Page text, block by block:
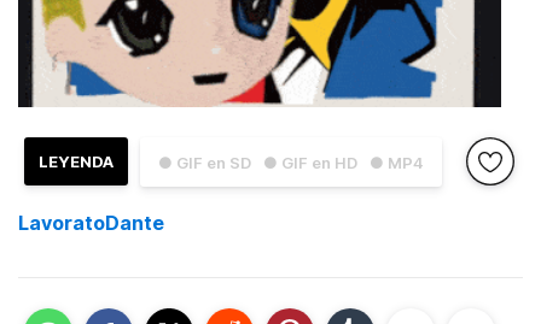
● GIF en SD ● GIF en HD ● MP4
LEYENDA
LavoratoDante